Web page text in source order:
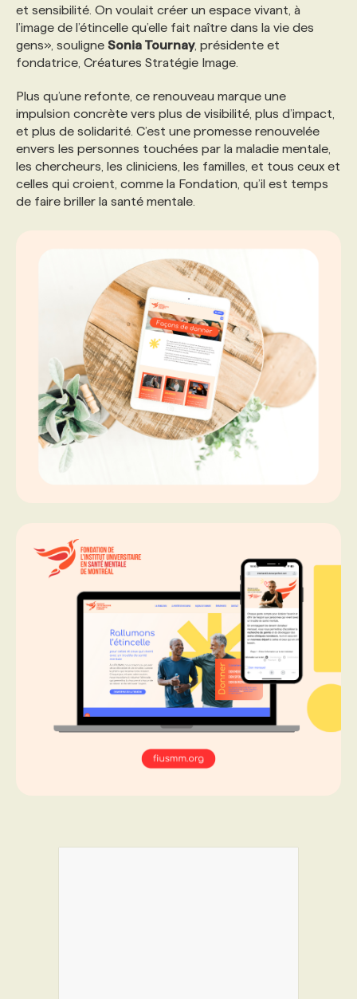
et sensibilité. On voulait créer un espace vivant, à
l’image de l’étincelle qu’elle fait naître dans la vie des
gens», souligne Sonia Tournay, présidente et
fondatrice, Créatures Stratégie Image.
Plus qu’une refonte, ce renouveau marque une
impulsion concrète vers plus de visibilité, plus d’impact,
et plus de solidarité. C’est une promesse renouvelée
envers les personnes touchées par la maladie mentale,
les chercheurs, les cliniciens, les familles, et tous ceux et
celles qui croient, comme la Fondation, qu’il est temps
de faire briller la santé mentale.